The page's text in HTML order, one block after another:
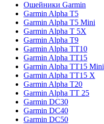
Ошейники Garmin
Garmin Alpha T5
Garmin Alpha T5 Mini
Garmin Alpha T 5X
Garmin Alpha T9
Garmin Alpha TT10
Garmin Alpha TT15
Garmin Alpha TT15 Mini
Garmin Alpha TT15 X
Garmin Alpha T20
Garmin Alpha TT 25
Garmin DC30
Garmin DC40
Garmin DC50